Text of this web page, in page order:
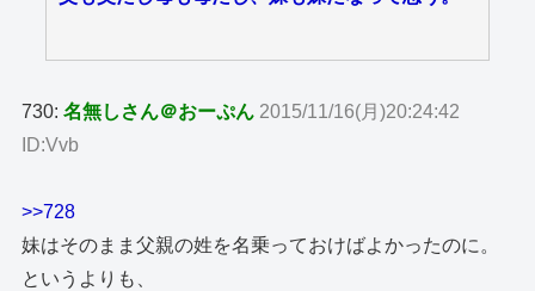
730:名無しさん＠おーぷん 2015/11/16(月)20:24:42
ID:Vvb
>>728
妹はそのまま父親の姓を名乗っておけばよかったのに。
というよりも、